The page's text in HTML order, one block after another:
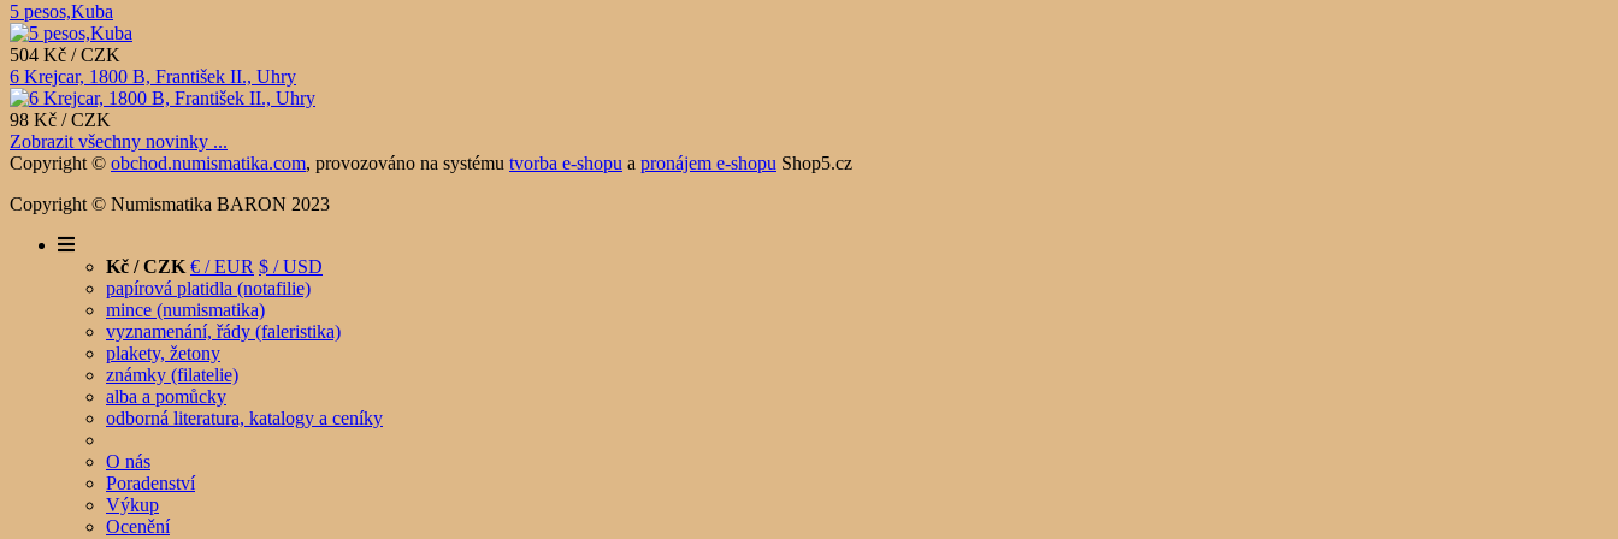
5 pesos,Kuba
504 Kč / CZK
6 Krejcar, 1800 B, František II., Uhry
98 Kč / CZK
Zobrazit všechny novinky ...
Copyright © obchod.numismatika.com, provozováno na systému tvorba e-shopu a pronájem e-shopu Shop5.cz
Copyright © Numismatika BARON 2023
Kč / CZK € / EUR $ / USD
papírová platidla (notafilie)
mince (numismatika)
vyznamenání, řády (faleristika)
plakety, žetony
známky (filatelie)
alba a pomůcky
odborná literatura, katalogy a ceníky
O nás
Poradenství
Výkup
Ocenění